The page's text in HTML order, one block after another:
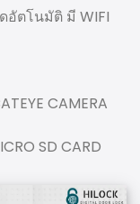
อัตโนมัติ มี WIFI
CAMERA
SD CARD